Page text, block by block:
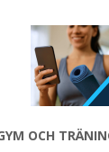
OCH